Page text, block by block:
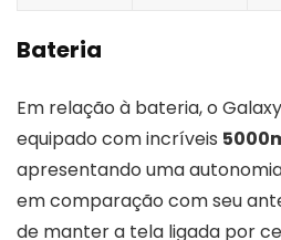
Bateria
Em relação à bateria, o
equipado com incríveis
apresentando uma
em comparação com seu
de manter a tela ligada por